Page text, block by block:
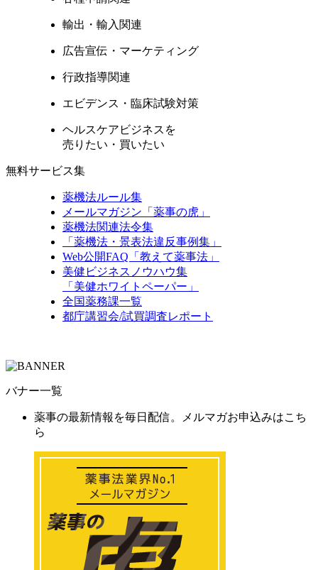
輸出・輸入関連
広告宣伝・マーケティング
行政指導関連
エビデンス・臨床試験対策
ヘルスケアビジネスを
売りたい・買いたい
無料サービス集
薬機法ルール集
メールマガジン「薬事の虎」
薬機法関連法令集
「薬機法・景表法違反事例集」
Web公開FAQ「教えて薬事法」
美健ビジネスノウハウ集
「美健ホワイトペーパー」
全国薬務課一覧
都庁講習会/試買調査レポート
バナー一覧
薬事の最新情報を毎日配信。メルマガお申込みはこち
ら